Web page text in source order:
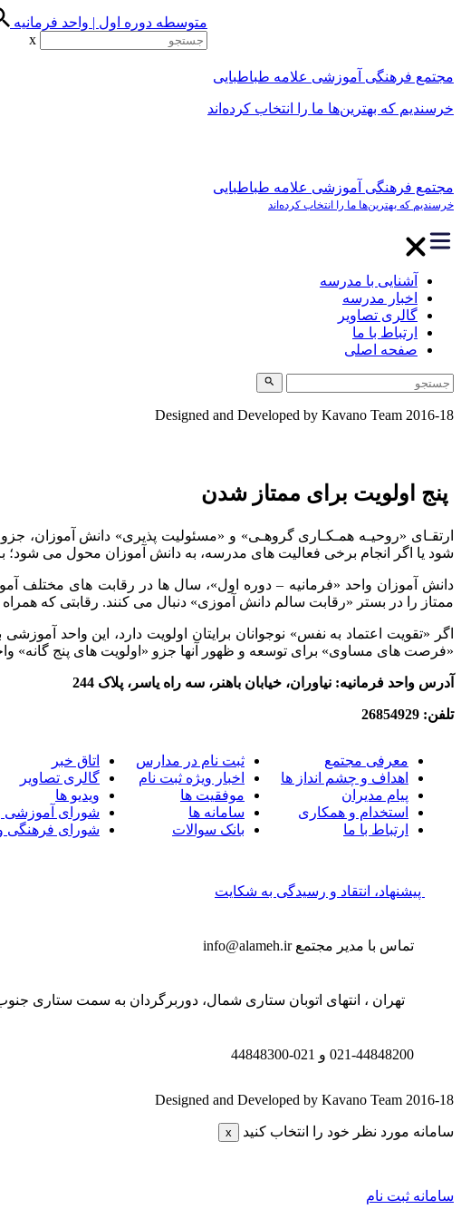
مجتمع فرهنگی آموزشی علامه طباطبایی
خرسندیم که بهترین‌ها ما را انتخاب کرده‌اند
متوسطه دوره اول | واحد فرمانیه
x
مجتمع فرهنگی آموزشی علامه طباطبایی
خرسندیم که بهترین‌ها ما را انتخاب کرده‌اند
آشنایی با مدرسه
اخبار مدرسه
گالری تصاویر
ارتباط با ما
صفحه اصلی
Designed and Developed by Kavano Team 2016-18
پنج اولویت برای ممتاز شدن
ارتقـای «روحیـه همـکـاری گروهـی» و «مسئولیت پذیری» دانش آموزان،
شود یا اگر انجام برخی فعالیت های مدرسه، به دانش آموزان محول می شود؛
دانش آموزان واحد «فرمانیه – دوره اول»، سال ها در رقابت های
ممتاز را در بستر «رقابت سالم دانش آموزی» دنبال می کنند. رقابتی که
اگر «تقویت اعتماد به نفس» نوجوانان برایتان اولویت دارد، این واحد
«فرصت های مساوی» برای توسعه و ظهور آنها جزو «اولویت های پنج گانه»
آدرس واحد فرمانیه: نیاوران، خیابان باهنر، سه راه یاسر، پلاک 244
تلفن: 26854929
معرفی مجتمع
اهداف و چشم انداز ها
پیام مدیران
استخدام و همکاری
ارتباط با ما
ثبت نام در مدارس
اخبار ویژه ثبت نام
موفقیت ها
سامانه ها
بانک سوالات
اتاق خبر
گالری تصاویر
ویدیو ها
شورای آموزشی
شورای فرهنگی
پیشنهاد، انتقاد و رسیدگی به شکایت
تماس با مدیر مجتمعinfo@alameh.ir
تهران ، انتهای اتوبان ستاری شمال، دوربرگردان به سمت ستاری جنوب
021-44848200 و 021-44848300
Designed and Developed by Kavano Team 2016-18
سامانه مورد نظر خود را انتخاب کنید x
سامانه ثبت نام